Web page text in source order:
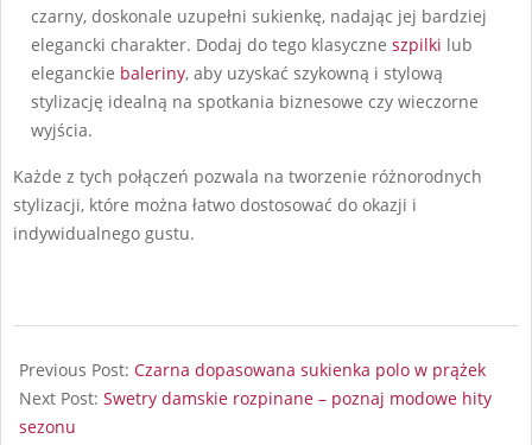
czarny, doskonale uzupełni sukienkę, nadając jej bardziej
elegancki charakter. Dodaj do tego klasyczne szpilki lub
eleganckie baleriny, aby uzyskać szykowną i stylową
stylizację idealną na spotkania biznesowe czy wieczorne
wyjścia.
Każde z tych połączeń pozwala na tworzenie różnorodnych
stylizacji, które można łatwo dostosować do okazji i
indywidualnego gustu.
09-
12
Previous Post: Czarna dopasowana sukienka polo w prążek
Next Post: Swetry damskie rozpinane – poznaj modowe hity
sezonu